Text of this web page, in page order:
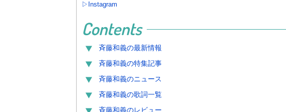
▷Instagram
Contents
斉藤和義の最新情報
斉藤和義の特集記事
斉藤和義のニュース
斉藤和義の歌詞一覧
斉藤和義のレビュー